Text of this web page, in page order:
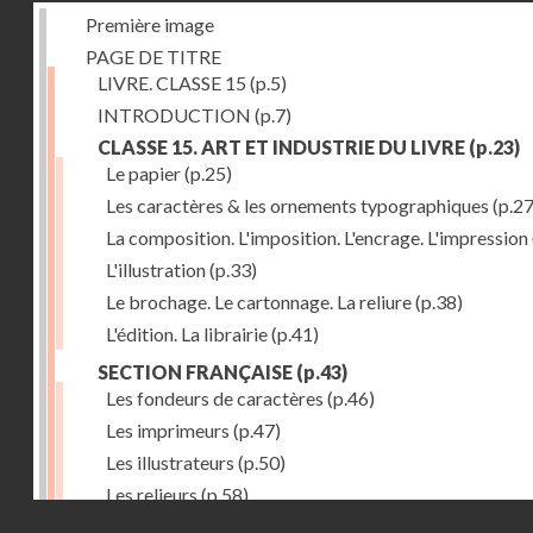
Première image
PAGE DE TITRE
LIVRE. CLASSE 15 (p.5)
INTRODUCTION (p.7)
CLASSE 15. ART ET INDUSTRIE DU LIVRE (p.23)
Le papier(p.25)
Les caractères & les ornements typographiques
La composition. L'imposition. L'encrage. L'impression
L'illustration(p.33)
Le brochage. Le cartonnage. La reliure(p.38)
L'édition. La librairie(p.41)
SECTION FRANÇAISE (p.43)
Les fondeurs de caractères (p.46)
Les imprimeurs (p.47)
Les illustrateurs (p.50)
Les relieurs (p.58)